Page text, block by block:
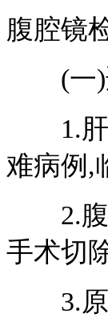
腹腔镜
(一)
1.肝
难病例,
2.腹
手术切
3.原